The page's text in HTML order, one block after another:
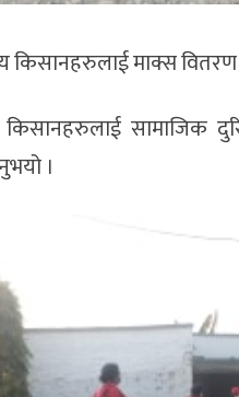
माक्स वितरण
सामाजिक
।